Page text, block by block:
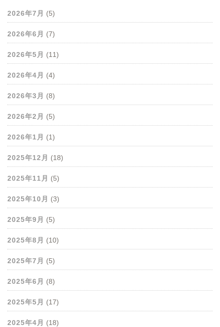
2026年7月 (5)
2026年6月 (7)
2026年5月 (11)
2026年4月 (4)
2026年3月 (8)
2026年2月 (5)
2026年1月 (1)
2025年12月 (18)
2025年11月 (5)
2025年10月 (3)
2025年9月 (5)
2025年8月 (10)
2025年7月 (5)
2025年6月 (8)
2025年5月 (17)
2025年4月 (18)